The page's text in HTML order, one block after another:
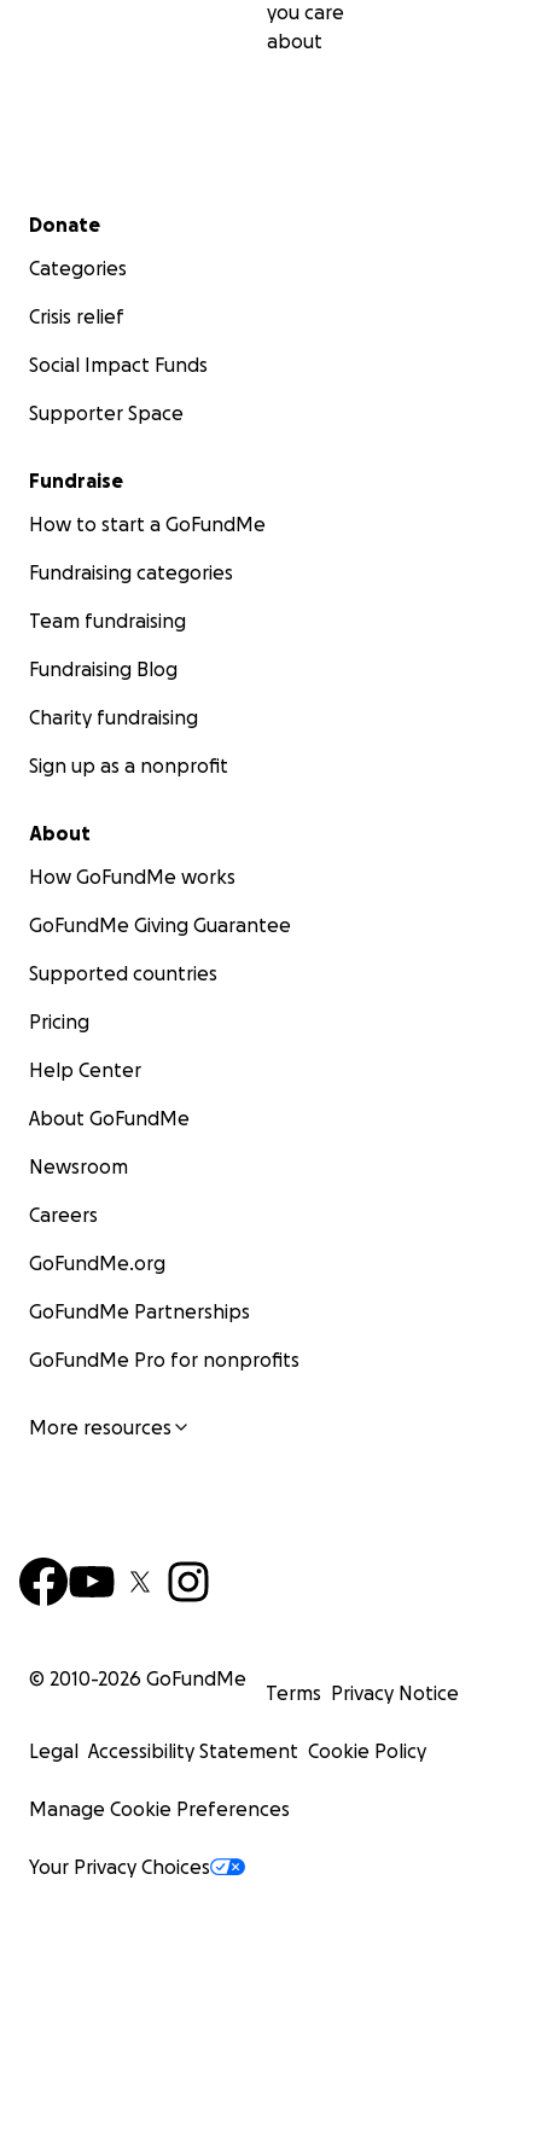
you care
about
Secondary menu
Donate
Categories
Crisis relief
Social Impact Funds
Supporter Space
Fundraise
How to start a GoFundMe
Fundraising categories
Team fundraising
Fundraising Blog
Charity fundraising
Sign up as a nonprofit
About
How GoFundMe works
GoFundMe Giving Guarantee
Supported countries
Pricing
Help Center
About GoFundMe
Newsroom
Careers
GoFundMe.org
GoFundMe Partnerships
GoFundMe Pro for nonprofits
More resources
© 2010-2026 GoFundMe
Terms Privacy Notice
Legal Accessibility Statement Cookie Policy
Manage Cookie Preferences
Your Privacy Choices